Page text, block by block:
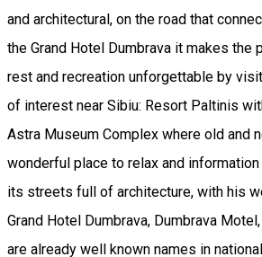
and architectural, on the road that
the Grand Hotel Dumbrava it makes the
rest and recreation unforgettable by
of interest near Sibiu: Resort Paltinis
Astra Museum Complex where old and
wonderful place to relax and
its streets full of architecture, with his
Grand Hotel Dumbrava, Dumbrava
are already well known names in